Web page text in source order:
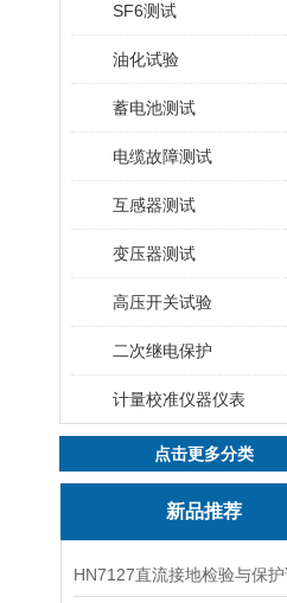
SF6测试
油化试验
蓄电池测试
电缆故障测试
互感器测试
变压器测试
高压开关试验
二次继电保护
计量校准仪器仪表
点击更多分类
新品推荐